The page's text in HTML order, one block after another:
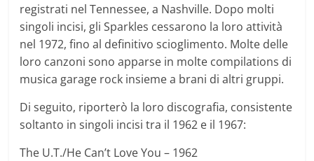
registrati nel Tennessee, a Nashville. Dopo molti
singoli incisi, gli Sparkles cessarono la loro attività
nel 1972, fino al definitivo scioglimento. Molte delle
loro canzoni sono apparse in molte compilations di
musica garage rock insieme a brani di altri gruppi.
Di seguito, riporterò la loro discografia, consistente
soltanto in singoli incisi tra il 1962 e il 1967:
The U.T./He Can’t Love You – 1962